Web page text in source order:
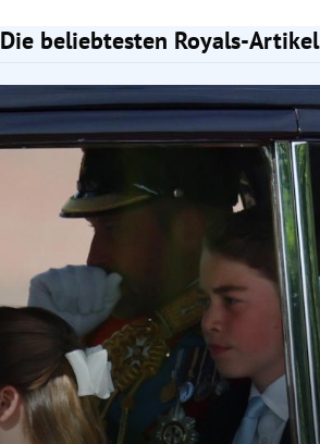
Die beliebtesten Royals-Artikel
Slide 1 von 7